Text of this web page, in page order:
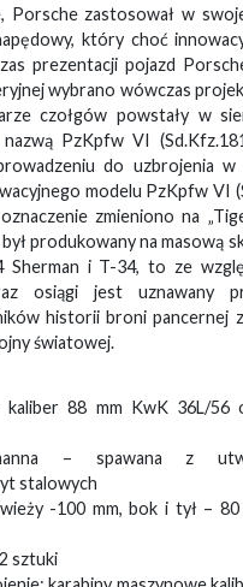
Porsche zastosował w
który choć
prezentacji pojazd
wybrano wówczas
czołgów powstały w
PzKpfw VI
do uzbrojenia w
modelu PzKpfw VI
zmieniono na
produkowany na masową
Sherman i T-34, to ze
osiągi jest uznawany
historii broni pancernej
światowej.
kaliber 88 mm KwK 36L/56
– spawana z
stalowych
-100 mm, bok i tył – 80
sztuki